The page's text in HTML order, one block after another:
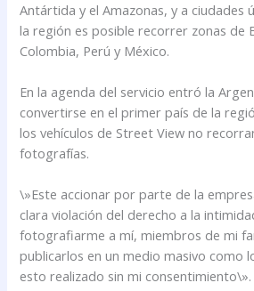
Antártida y el Amazonas, y a ciudades
la región es posible recorrer zonas de
Colombia, Perú y México.
En la agenda del servicio entró la
convertirse en el primer país de la
los vehículos de Street View no
fotografías.
\»Este accionar por parte de la
clara violación del derecho a la
fotografiarme a mí, miembros de mi
publicarlos en un medio masivo como
esto realizado sin mi consentimiento\».